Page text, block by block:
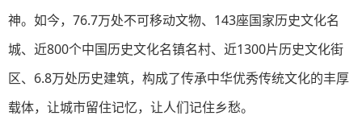
神。如今，76.7万处不可移动文物、143座国家历史文化名
城、近800个中国历史文化名镇名村、近1300片历史文化街
区、6.8万处历史建筑，构成了传承中华优秀传统文化的丰厚
载体，让城市留住记忆，让人们记住乡愁。